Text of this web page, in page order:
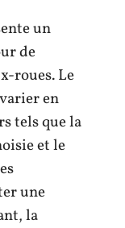
un
de
roues. Le
en
tels que la
et le
une
la